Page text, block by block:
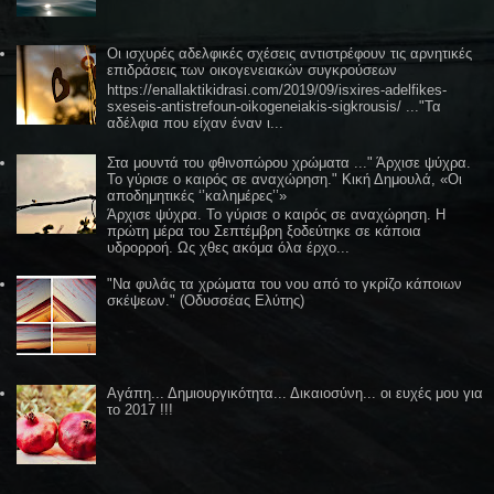
Οι ισχυρές αδελφικές σχέσεις αντιστρέφουν τις αρνητικές
επιδράσεις των οικογενειακών συγκρούσεων
https://enallaktikidrasi.com/2019/09/isxires-adelfikes-
sxeseis-antistrefoun-oikogeneiakis-sigkrousis/ ..."Τα
αδέλφια που είχαν έναν ι...
Στα μουντά του φθινοπώρου χρώματα ..." Άρχισε ψύχρα.
Το γύρισε ο καιρός σε αναχώρηση." Κική Δημουλά, «Οι
αποδημητικές ‘’καλημέρες’’»
Άρχισε ψύχρα. Το γύρισε ο καιρός σε αναχώρηση. Η
πρώτη μέρα του Σεπτέμβρη ξοδεύτηκε σε κάποια
υδρορροή. Ως χθες ακόμα όλα έρχο...
"Να φυλάς τα χρώματα του νου από το γκρίζο κάποιων
σκέψεων." (Οδυσσέας Ελύτης)
Αγάπη... Δημιουργικότητα... Δικαιοσύνη... οι ευχές μου για
το 2017 !!!